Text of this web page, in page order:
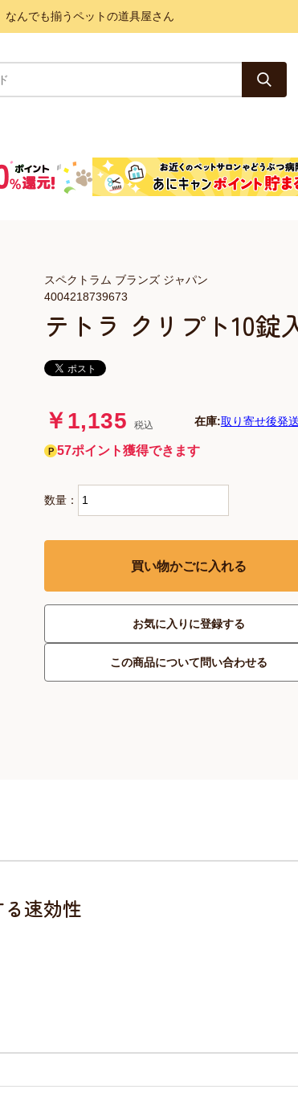
んでも揃うペットの道具屋さん
テトラ クリプト10錠
4004218739673
スペクトラム ブランズ ジャパン
￥1,135 税込 在庫:取り寄せ後発
57ポイント獲得できます
数量：
買い物かごに入れる
お気に入りに登録する
この商品について問い合わせる
速効性